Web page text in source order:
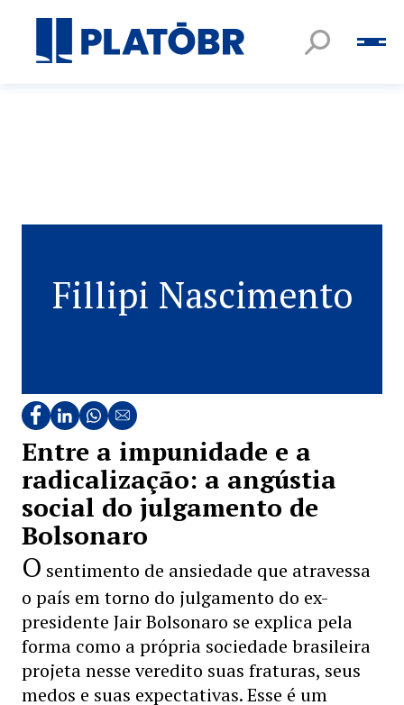
Fillipi Nascimento
Entre a impunidade e a
radicalização: a angústia
social do julgamento de
Bolsonaro
O sentimento de ansiedade que atravessa
o país em torno do julgamento do ex-
presidente Jair Bolsonaro se explica pela
forma como a própria sociedade brasileira
projeta nesse veredito suas fraturas, seus
medos e suas expectativas. Esse é um